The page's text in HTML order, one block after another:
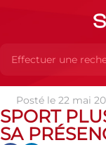
Actualités
Plus Conseil renforce
Posté le 22 mai
SPORT
SA